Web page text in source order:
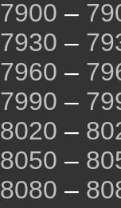
7900 –
7930 –
7960 –
7990 –
8020 –
8050 –
8080 –